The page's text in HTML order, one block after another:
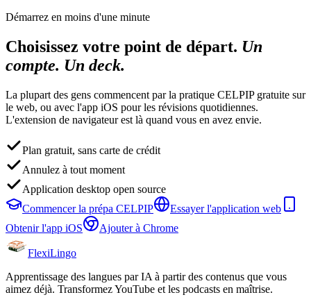
Démarrez en moins d'une minute
Choisissez votre point de départ. Un
compte. Un deck.
La plupart des gens commencent par la pratique CELPIP gratuite sur
le web, ou avec l'app iOS pour les révisions quotidiennes.
L'extension de navigateur est là quand vous en avez envie.
Plan gratuit, sans carte de crédit
Annulez à tout moment
Application desktop open source
Commencer la prépa CELPIP
Essayer l'application web
Obtenir l'app iOS
Ajouter à Chrome
FlexiLingo
Apprentissage des langues par IA à partir des contenus que vous
aimez déjà. Transformez YouTube et les podcasts en maîtrise.